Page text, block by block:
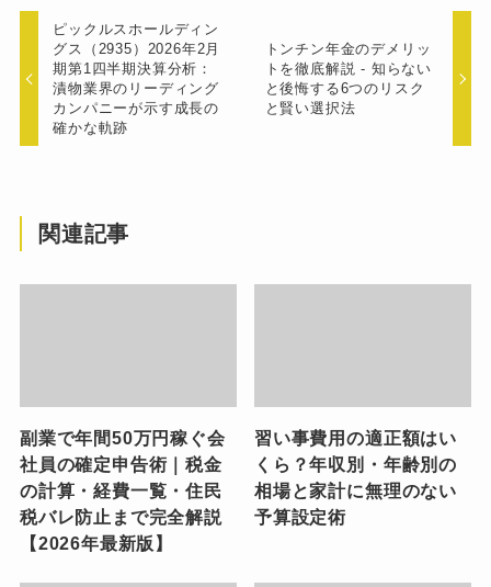
ピックルスホールディン
グス（2935）2026年2月
期第1四半期決算分析：
漬物業界のリーディング
カンパニーが示す成長の
確かな軌跡
トンチン年金のデメリッ
トを徹底解説 - 知らない
と後悔する6つのリスク
と賢い選択法
関連記事
副業で年間50万円稼ぐ会
社員の確定申告術｜税金
の計算・経費一覧・住民
税バレ防止まで完全解説
【2026年最新版】
習い事費用の適正額はい
くら？年収別・年齢別の
相場と家計に無理のない
予算設定術